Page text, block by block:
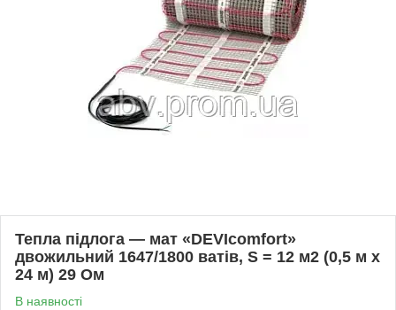
Тепла підлога — мат «DEVIcomfort»
двожильний 1647/1800 ватів, S = 12 м2 (0,5 м х
24 м) 29 Ом
В наявності